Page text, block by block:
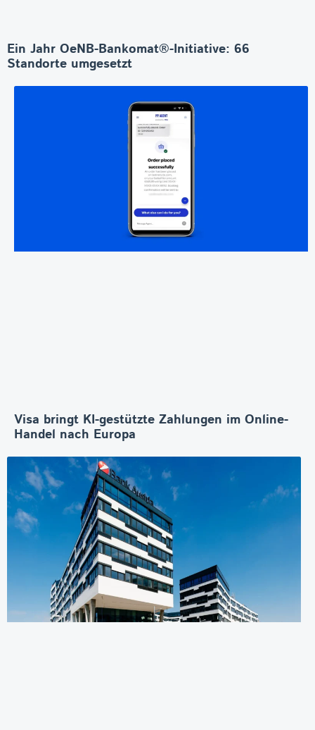
Ein Jahr OeNB-Bankomat®-Initiative: 66
Standorte umgesetzt
Visa bringt KI-gestützte Zahlungen im Online-
Handel nach Europa